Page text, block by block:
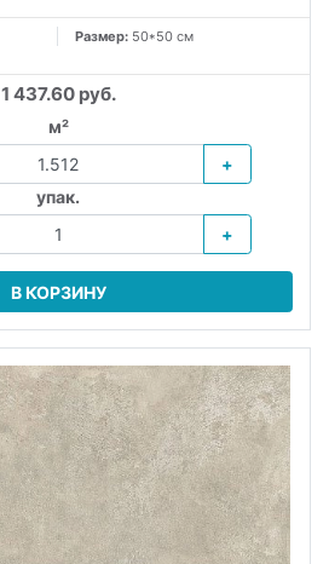
Размер: 50*50 см
1 437.60 руб.
м²
+
упак.
+
В КОРЗИНУ